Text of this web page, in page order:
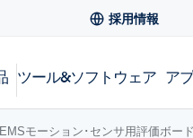
採用情報
ツール&ソフトウェア ア
モーション･センサ用評価ボード